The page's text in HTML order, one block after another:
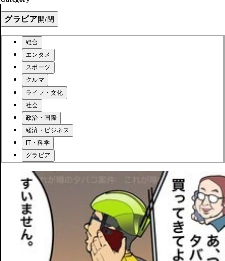
グラビア開/閉
総合
エンタメ
スポーツ
クルマ
ライフ・文化
社会
政治・国際
経済・ビジネス
IT・科学
グラビア